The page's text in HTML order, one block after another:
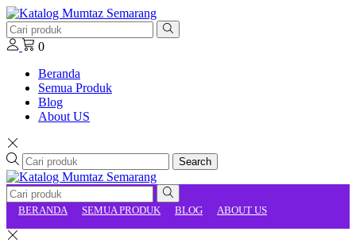
0
Beranda
Semua Produk
Blog
About US
Search
BERANDA SEMUA PRODUK BLOG ABOUT US